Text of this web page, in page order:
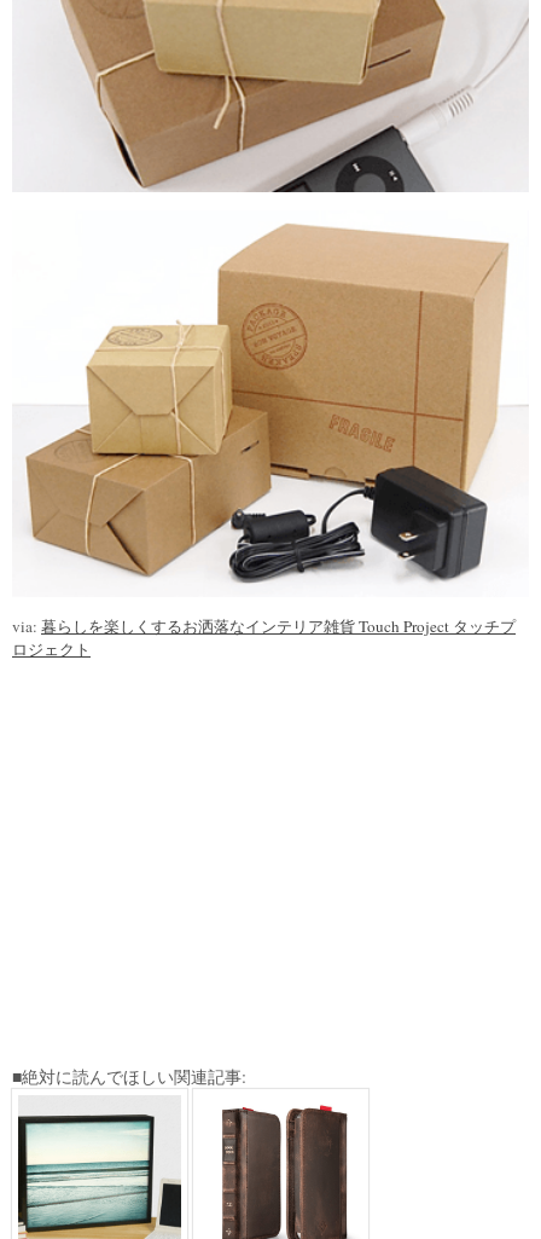
via: 暮らしを楽しくするお洒落なインテリア雑貨 Touch Project タッチプ
ロジェクト
■絶対に読んでほしい関連記事: